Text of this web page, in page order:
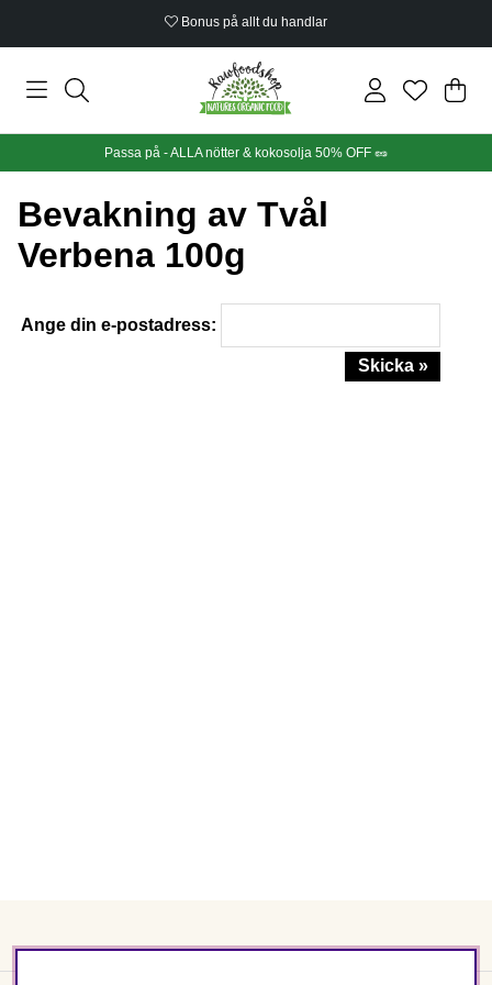
Bonus på allt du handlar
Din
.
Passa på - ALLA nötter & kokosolja 50% OFF 🥜
Bevakning av Tvål
Verbena 100g
Ange din e-postadress:
Skicka »